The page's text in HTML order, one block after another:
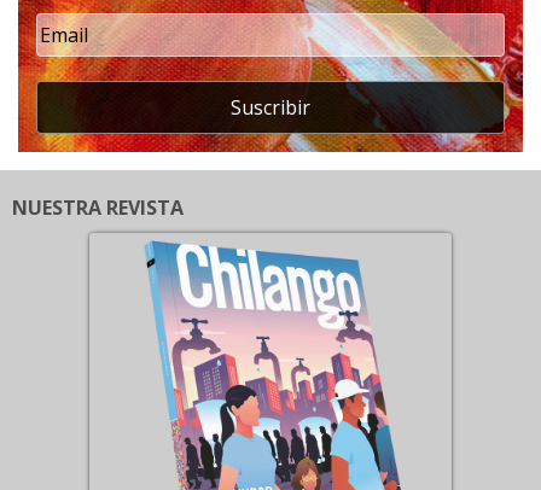
Suscribir
NUESTRA REVISTA